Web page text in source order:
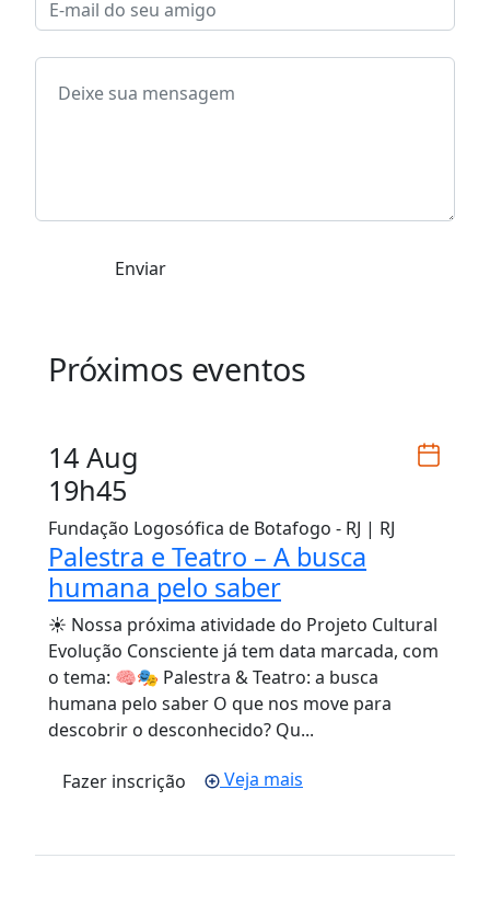
Enviar
Próximos eventos
14 Aug
19h45
Fundação Logosófica de Botafogo - RJ | RJ
Palestra e Teatro – A busca
humana pelo saber
☀️ Nossa próxima atividade do Projeto Cultural
Evolução Consciente já tem data marcada, com
o tema: 🧠🎭 Palestra & Teatro: a busca
humana pelo saber O que nos move para
descobrir o desconhecido? Qu...
Fazer inscrição Veja mais